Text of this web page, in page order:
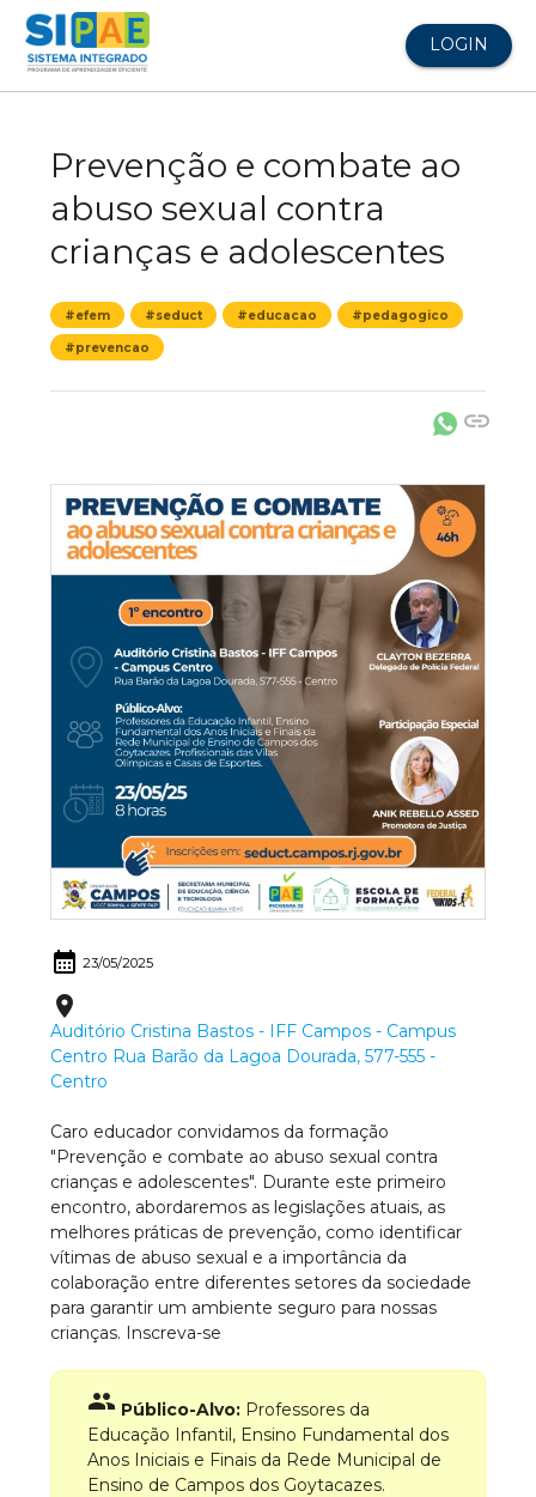
LOGIN
Prevenção e combate ao
abuso sexual contra
crianças e adolescentes
#efem #seduct #educacao #pedagogico
#prevencao
link
calendar_month 23/05/2025
place
Auditório Cristina Bastos - IFF Campos - Campus
Centro Rua Barão da Lagoa Dourada, 577-555 -
Centro
Caro educador convidamos da formação
"Prevenção e combate ao abuso sexual contra
crianças e adolescentes". Durante este primeiro
encontro, abordaremos as legislações atuais, as
melhores práticas de prevenção, como identificar
vítimas de abuso sexual e a importância da
colaboração entre diferentes setores da sociedade
para garantir um ambiente seguro para nossas
crianças. Inscreva-se
group Público-Alvo:Professores da
Educação Infantil, Ensino Fundamental dos
Anos Iniciais e Finais da Rede Municipal de
Ensino de Campos dos Goytacazes.